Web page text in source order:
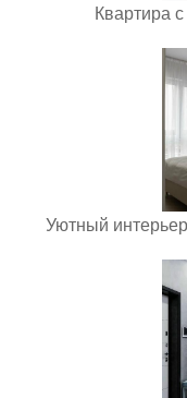
Квартира
Уютный